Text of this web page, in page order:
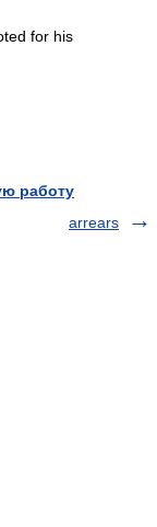
for his
работу
arrears